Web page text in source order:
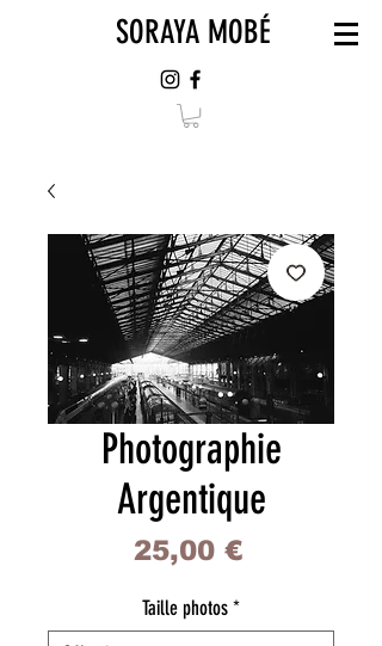
SORAYA MOBÉ
Photographie
Argentique
25,00 €Prix
Taille photos *